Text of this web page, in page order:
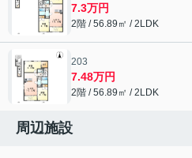
7.3万円
2階 / 56.89㎡ / 2LDK
203
7.48万円
2階 / 56.89㎡ / 2LDK
周辺施設